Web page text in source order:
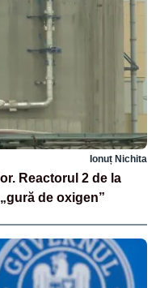
Ionuț Nichita
Reactorul 2 de la
de oxigen”